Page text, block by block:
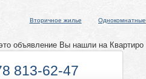
Вторичное жилье Однокомнатные
объявление Вы нашли на Квартиро
813-62-47